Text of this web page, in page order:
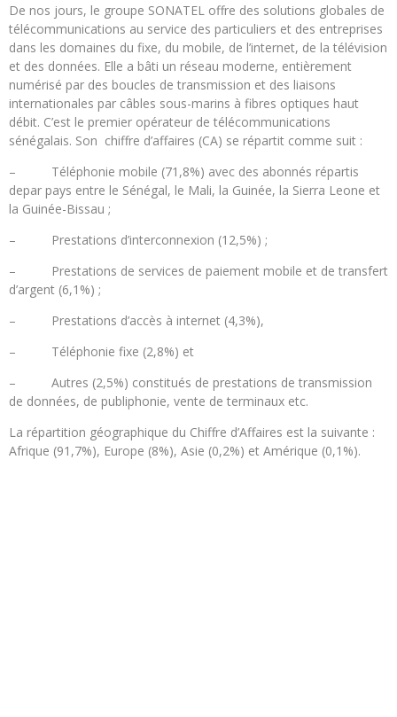
De nos jours, le groupe SONATEL offre des solutions globales de
télécommunications au service des particuliers et des entreprises
dans les domaines du fixe, du mobile, de l’internet, de la télévision
et des données. Elle a bâti un réseau moderne, entièrement
numérisé par des boucles de transmission et des liaisons
internationales par câbles sous-marins à fibres optiques haut
débit. C’est le premier opérateur de télécommunications
sénégalais. Son chiffre d’affaires (CA) se répartit comme suit :
– Téléphonie mobile (71,8%) avec des abonnés répartis
depar pays entre le Sénégal, le Mali, la Guinée, la Sierra Leone et
la Guinée-Bissau ;
– Prestations d’interconnexion (12,5%) ;
– Prestations de services de paiement mobile et de transfert
d’argent (6,1%) ;
– Prestations d’accès à internet (4,3%),
– Téléphonie fixe (2,8%) et
– Autres (2,5%) constitués de prestations de transmission
de données, de publiphonie, vente de terminaux etc.
La répartition géographique du Chiffre d’Affaires est la suivante :
Afrique (91,7%), Europe (8%), Asie (0,2%) et Amérique (0,1%).